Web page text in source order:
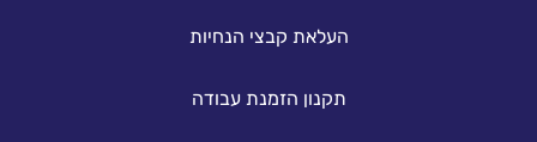
העלאת קבצי הנחיות
תקנון הזמנת עבודה